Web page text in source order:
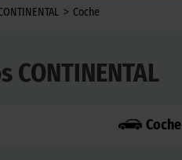
> Coche
CONTINENTAL
Coche